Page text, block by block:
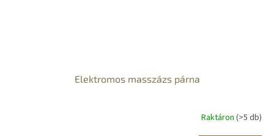
Elektromos masszázs párna
Raktáron (>5 db)